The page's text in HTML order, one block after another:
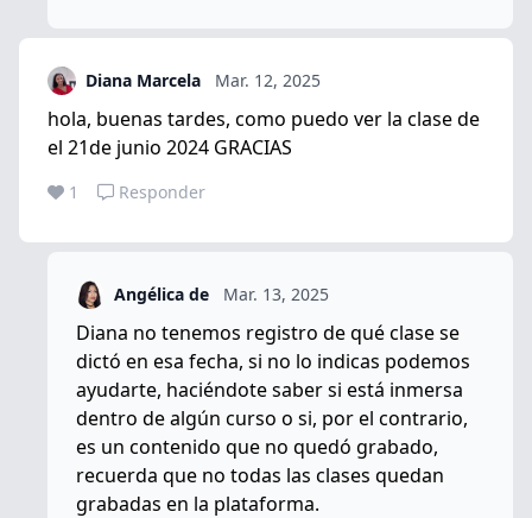
Diana Marcela Mar. 12, 2025
hola, buenas tardes, como puedo ver la clase de
el 21de junio 2024 GRACIAS
1 Responder
Angélica de Mar. 13, 2025
Diana no tenemos registro de qué clase se
dictó en esa fecha, si no lo indicas podemos
ayudarte, haciéndote saber si está inmersa
dentro de algún curso o si, por el contrario,
es un contenido que no quedó grabado,
recuerda que no todas las clases quedan
grabadas en la plataforma.